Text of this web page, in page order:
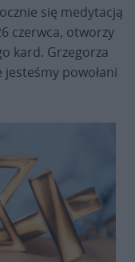
się medytacją
czerwca, otworzy
kard. Grzegorza
jesteśmy powołani